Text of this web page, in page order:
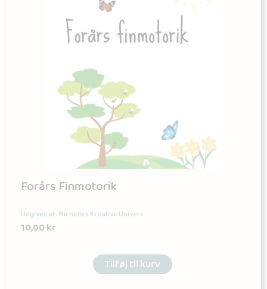
Forårs Finmotorik
Udgives af: Michelles Kreative Univers
10,00kr
Tilføj til kurv